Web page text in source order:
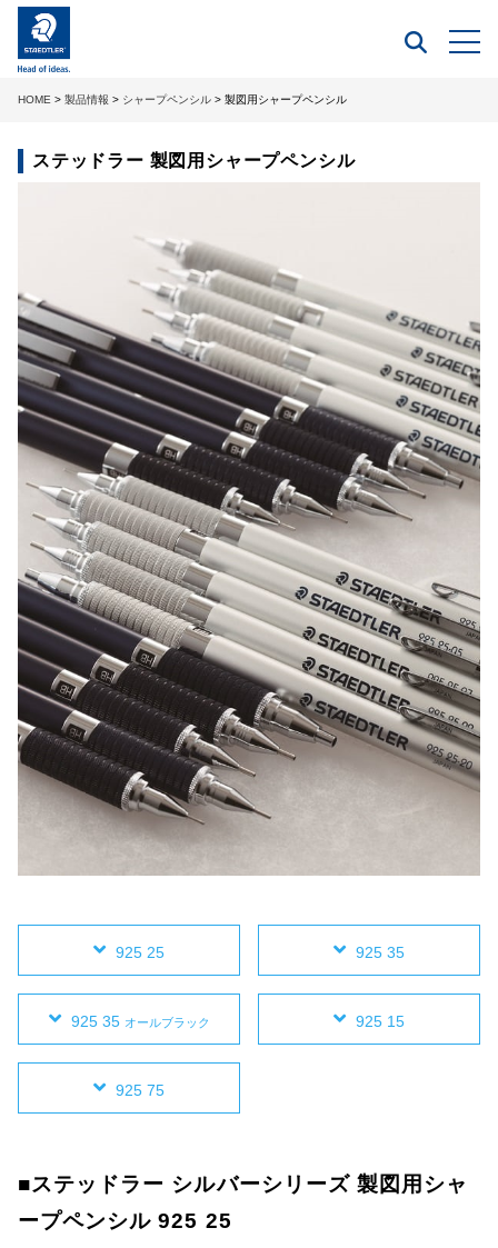
HOME > 製品情報 > シャープペンシル > 製図用シャープペンシル
ステッドラー 製図用シャープペンシル
925 25 925 35
925 35 オールブラック 925 15
925 75
■ステッドラー シルバーシリーズ 製図用シャ
ープペンシル 925 25